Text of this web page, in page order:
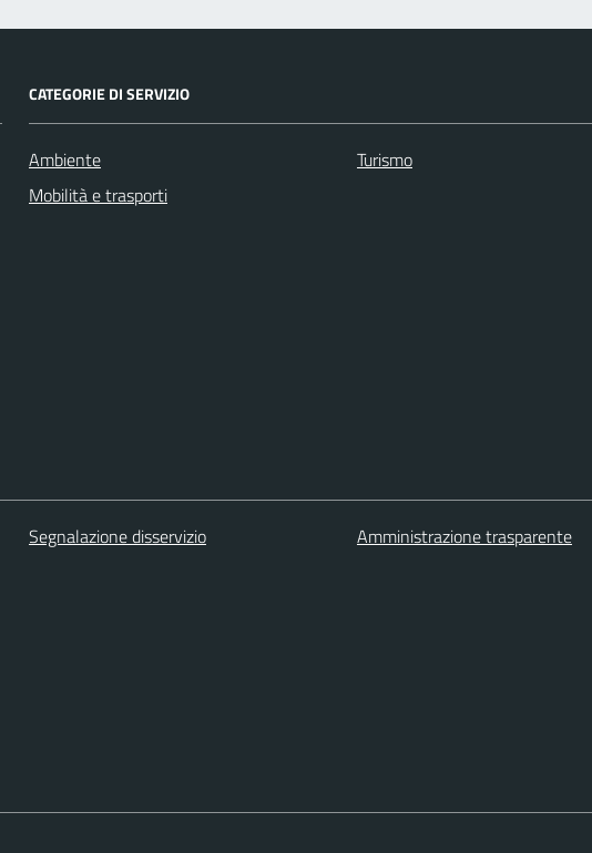
CATEGORIE DI SERVIZIO
Ambiente
Mobilità e trasporti
Turismo
Segnalazione disservizio Amministrazione trasparente